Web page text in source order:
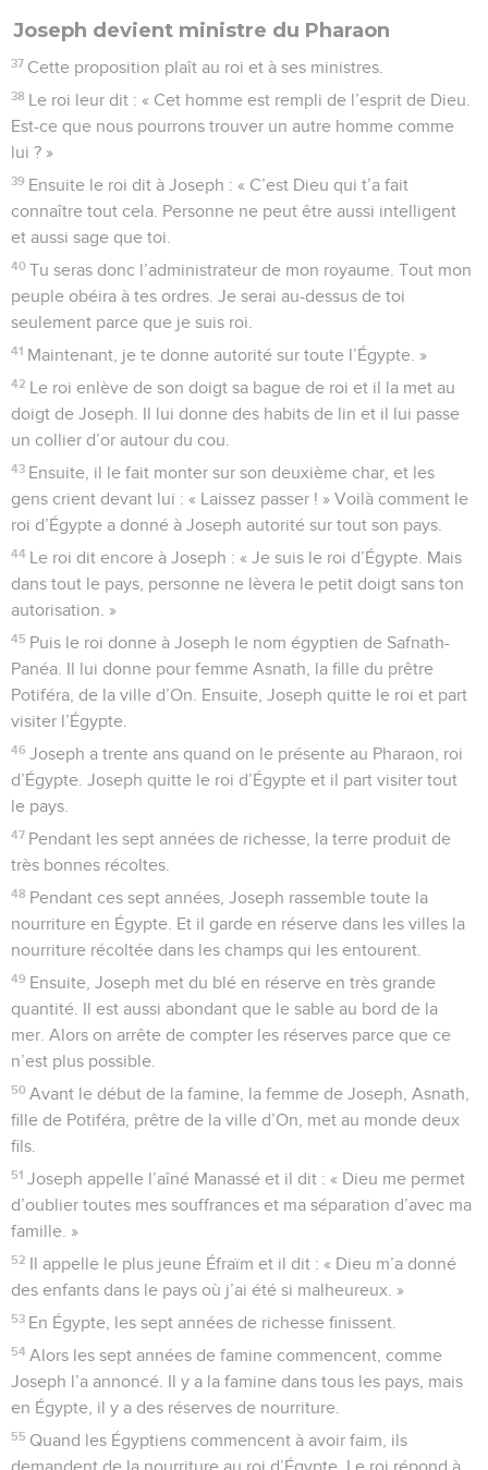
Joseph devient ministre du Pharaon
37 Cette proposition plaît au roi et à ses ministres.
38 Le roi leur dit : « Cet homme est rempli de l’esprit de Dieu.
Est-ce que nous pourrons trouver un autre homme comme
lui ? »
39 Ensuite le roi dit à Joseph : « C’est Dieu qui t’a fait
connaître tout cela. Personne ne peut être aussi intelligent
et aussi sage que toi.
40 Tu seras donc l’administrateur de mon royaume. Tout mon
peuple obéira à tes ordres. Je serai au-dessus de toi
seulement parce que je suis roi.
41 Maintenant, je te donne autorité sur toute l’Égypte. »
42 Le roi enlève de son doigt sa bague de roi et il la met au
doigt de Joseph. Il lui donne des habits de lin et il lui passe
un collier d’or autour du cou.
43 Ensuite, il le fait monter sur son deuxième char, et les
gens crient devant lui : « Laissez passer ! » Voilà comment le
roi d’Égypte a donné à Joseph autorité sur tout son pays.
44 Le roi dit encore à Joseph : « Je suis le roi d’Égypte. Mais
dans tout le pays, personne ne lèvera le petit doigt sans ton
autorisation. »
45 Puis le roi donne à Joseph le nom égyptien de Safnath-
Panéa. Il lui donne pour femme Asnath, la fille du prêtre
Potiféra, de la ville d’On. Ensuite, Joseph quitte le roi et part
visiter l’Égypte.
46 Joseph a trente ans quand on le présente au Pharaon, roi
d’Égypte. Joseph quitte le roi d’Égypte et il part visiter tout
le pays.
47 Pendant les sept années de richesse, la terre produit de
très bonnes récoltes.
48 Pendant ces sept années, Joseph rassemble toute la
nourriture en Égypte. Et il garde en réserve dans les villes la
nourriture récoltée dans les champs qui les entourent.
49 Ensuite, Joseph met du blé en réserve en très grande
quantité. Il est aussi abondant que le sable au bord de la
mer. Alors on arrête de compter les réserves parce que ce
n’est plus possible.
50 Avant le début de la famine, la femme de Joseph, Asnath,
fille de Potiféra, prêtre de la ville d’On, met au monde deux
fils.
51 Joseph appelle l’aîné Manassé et il dit : « Dieu me permet
d’oublier toutes mes souffrances et ma séparation d’avec ma
famille. »
52 Il appelle le plus jeune Éfraïm et il dit : « Dieu m’a donné
des enfants dans le pays où j’ai été si malheureux. »
53 En Égypte, les sept années de richesse finissent.
54 Alors les sept années de famine commencent, comme
Joseph l’a annoncé. Il y a la famine dans tous les pays, mais
en Égypte, il y a des réserves de nourriture.
55 Quand les Égyptiens commencent à avoir faim, ils
demandent de la nourriture au roi d’Égypte. Le roi répond à